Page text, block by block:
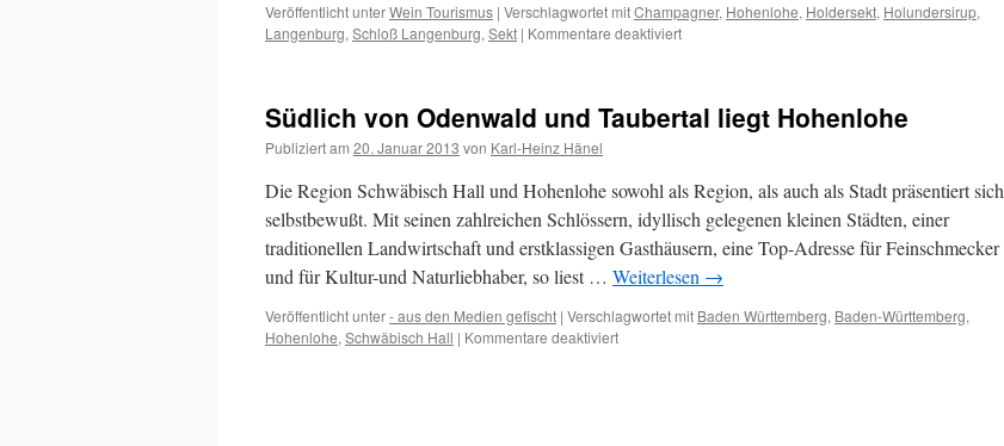
Veröffentlicht unterWein Tourismus | Verschlagwortet mitChampagner, Hohenlohe, Holdersekt, Holundersirup,
Langenburg, Schloß Langenburg, Sekt | Kommentare deaktiviertfür
von
Südlich von Odenwald und Taubertal liegt Hohenlohe
Publiziert am 20. Januar 2013 von Karl-Heinz Hänel
Die Region Schwäbisch Hall und Hohenlohe sowohl als Region, als auch als Stadt präsentiert sich
selbstbewußt. Mit seinen zahlreichen Schlössern, idyllisch gelegenen kleinen Städten, einer
traditionellen Landwirtschaft und erstklassigen Gasthäusern, eine Top-Adresse für Feinschmecker
und für Kultur-und Naturliebhaber, so liest … Weiterlesen →
Veröffentlicht unter- aus den Medien gefischt | Verschlagwortet mit Baden Württemberg, Baden-Württemberg,
Hohenlohe, Schwäbisch Hall | Kommentare deaktiviertfür